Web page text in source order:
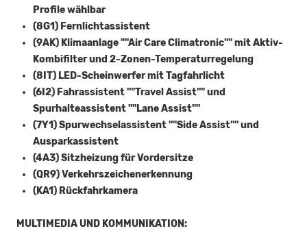
Profile wählbar
(8G1) Fernlichtassistent
(9AK) Klimaanlage ""Air Care Climatronic"" mit Aktiv-
Kombifilter und 2-Zonen-Temperaturregelung
(8IT) LED-Scheinwerfer mit Tagfahrlicht
(6I2) Fahrassistent ""Travel Assist"" und
Spurhalteassistent ""Lane Assist""
(7Y1) Spurwechselassistent ""Side Assist"" und
Ausparkassistent
(4A3) Sitzheizung für Vordersitze
(QR9) Verkehrszeichenerkennung
(KA1) Rückfahrkamera
MULTIMEDIA UND KOMMUNIKATION: